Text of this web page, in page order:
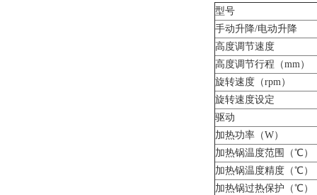
型号
手动升降/电动升降
高度调节速度
高度调节行程（mm）
旋转速度（rpm）
旋转速度设定
驱动
加热功率（W）
加热锅温度范围（℃）
加热锅温度精度（℃）
加热锅过热保护（℃）